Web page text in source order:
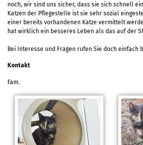
noch, wir sind uns sicher, dass sie sich schnell
Katzen der Pflegestelle ist sie sehr sozial
einer bereits vorhandenen Katze vermittelt
hat wirklich ein besseres Leben als das auf der
Bei Interesse und Fragen rufen Sie doch einfach
Kontakt
Fam.